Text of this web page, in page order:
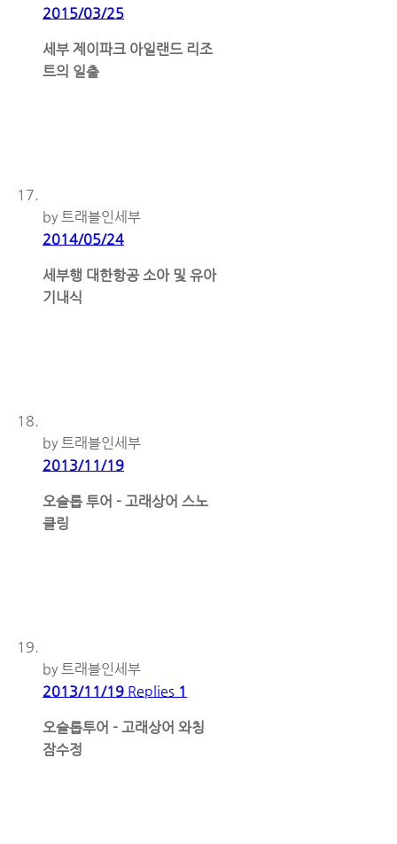
2015/03/25
세부 제이파크 아일랜드 리조
트의 일출
by 트래블인세부
2014/05/24
세부행 대한항공 소아 및 유아
기내식
by 트래블인세부
2013/11/19
오슬롭 투어 - 고래상어 스노
클링
by 트래블인세부
2013/11/19 Replies 1
오슬롭투어 - 고래상어 와칭
잠수정